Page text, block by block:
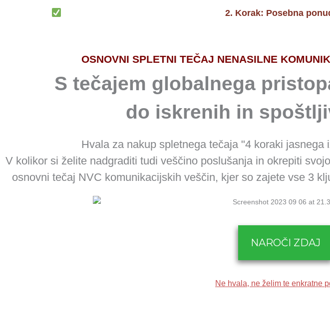
2. Korak: Posebna
OSNOVNI SPLETNI TEČAJ NENASILNE
S tečajem globalnega
do iskrenih in
Hvala za nakup spletnega tečaja "4 koraki jasnega
V kolikor si želite nadgraditi tudi veščino poslušanja in okrepiti
osnovni tečaj NVC komunikacijskih veščin, kjer so zajete vse 3
NAROČI ZDAJ
Ne hvala, ne želim te enkratne